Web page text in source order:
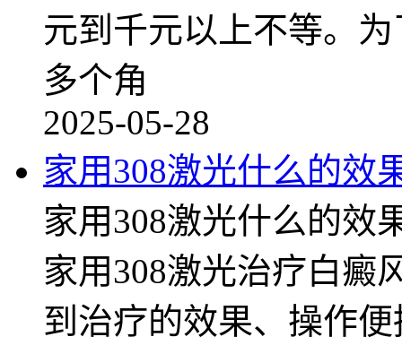
元到千元以上不等。
多个角
2025-05-28
家用308激光什么的效
家用308激光什么的效
家用308激光治疗白癜
到治疗的效果、操作